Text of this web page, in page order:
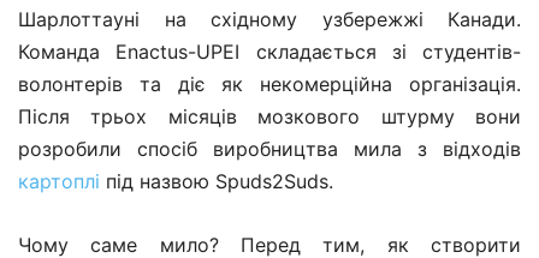
Шарлоттауні на східному узбережжі Канади.
Команда Enactus-UPEI складається зі студентів-
волонтерів та діє як некомерційна організація.
Після трьох місяців мозкового штурму вони
розробили спосіб виробництва мила з відходів
картоплі під назвою Spuds2Suds.
Чому саме мило? Перед тим, як створити